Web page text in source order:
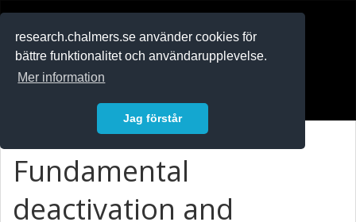
research.chalmers.se använder cookies för
bättre funktionalitet och användarupplevelse.
Mer information
Jag förstår
Fundamental
deactivation and